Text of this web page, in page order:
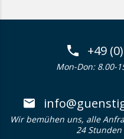
+49
Mon-Don: 8.00-
Wir bemühen uns, alle
24